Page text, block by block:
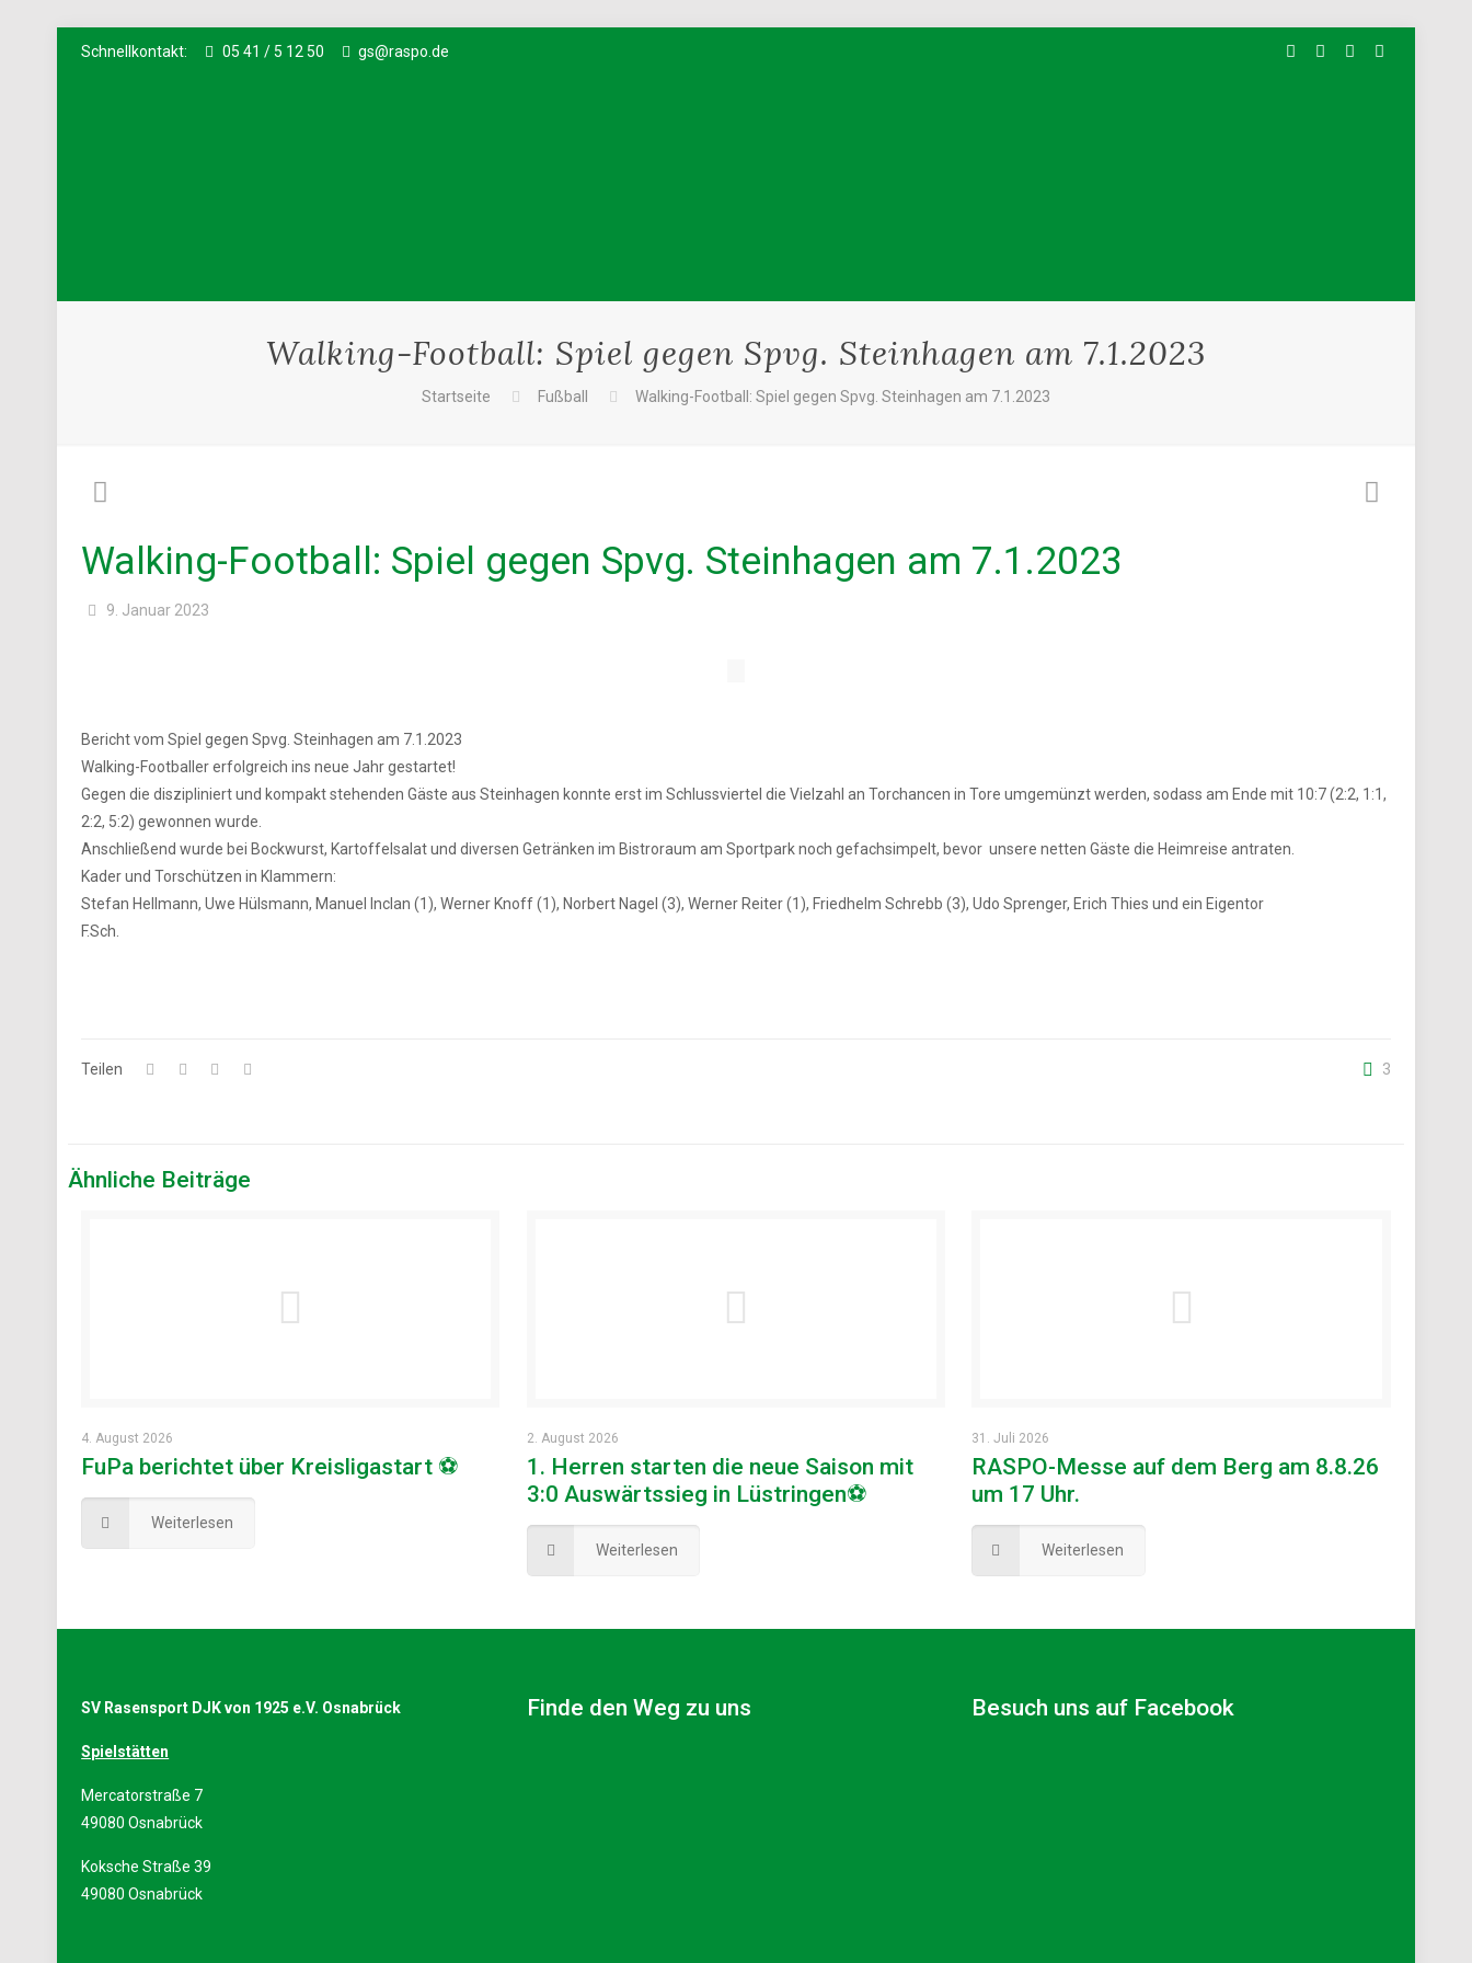
Schnellkontakt: 05 41 / 5 12 50 gs@raspo.de
Walking-Football: Spiel gegen Spvg. Steinhagen am 7.1.2023
Startseite Fußball Walking-Football: Spiel gegen Spvg. Steinhagen am 7.1.2023
Walking-Football: Spiel gegen Spvg. Steinhagen am 7.1.2023
9. Januar 2023
Bericht vom Spiel gegen Spvg. Steinhagen am 7.1.2023
Walking-Footballer erfolgreich ins neue Jahr gestartet!
Gegen die diszipliniert und kompakt stehenden Gäste aus Steinhagen konnte erst im Schlussviertel die Vielzahl an Torchancen in Tore umgemünzt werden, sodass am Ende mit 10:7 (2:2, 1:1,
2:2, 5:2) gewonnen wurde.
Anschließend wurde bei Bockwurst, Kartoffelsalat und diversen Getränken im Bistroraum am Sportpark noch gefachsimpelt, bevor unsere netten Gäste die Heimreise antraten.
Kader und Torschützen in Klammern:
Stefan Hellmann, Uwe Hülsmann, Manuel Inclan (1), Werner Knoff (1), Norbert Nagel (3), Werner Reiter (1), Friedhelm Schrebb (3), Udo Sprenger, Erich Thies und ein Eigentor
F.Sch.
Teilen 3
Ähnliche Beiträge
4. August 2026
FuPa berichtet über Kreisligastart ⚽
Weiterlesen
2. August 2026
1. Herren starten die neue Saison mit
3:0 Auswärtssieg in Lüstringen⚽
Weiterlesen
31. Juli 2026
RASPO-Messe auf dem Berg am 8.8.26
um 17 Uhr.
Weiterlesen
SV Rasensport DJK von 1925 e.V. Osnabrück
Spielstätten
Mercatorstraße 7
49080 Osnabrück
Koksche Straße 39
49080 Osnabrück
Finde den Weg zu uns Besuch uns auf Facebook